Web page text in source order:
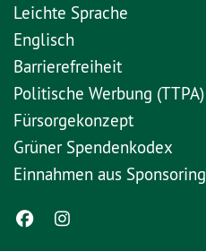
Leichte Sprache
Englisch
Barrierefreiheit
Politische Werbung (TTPA)
Fürsorgekonzept
Grüner Spendenkodex
Einnahmen aus Sponsoring